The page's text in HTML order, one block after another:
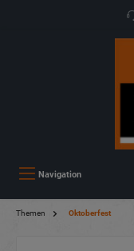
Navigation
Themen Oktoberfest